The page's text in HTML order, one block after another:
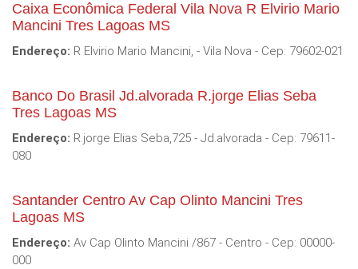
Caixa Econômica Federal Vila Nova R Elvirio Mario
Mancini Tres Lagoas MS
Endereço: R Elvirio Mario Mancini, - Vila Nova - Cep: 79602-021
Banco Do Brasil Jd.alvorada R.jorge Elias Seba
Tres Lagoas MS
Endereço: R.jorge Elias Seba,725 - Jd.alvorada - Cep: 79611-
080
Santander Centro Av Cap Olinto Mancini Tres
Lagoas MS
Endereço: Av Cap Olinto Mancini /867 - Centro - Cep: 00000-
000